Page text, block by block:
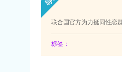
联合国官方为力挺同性恋
标签：